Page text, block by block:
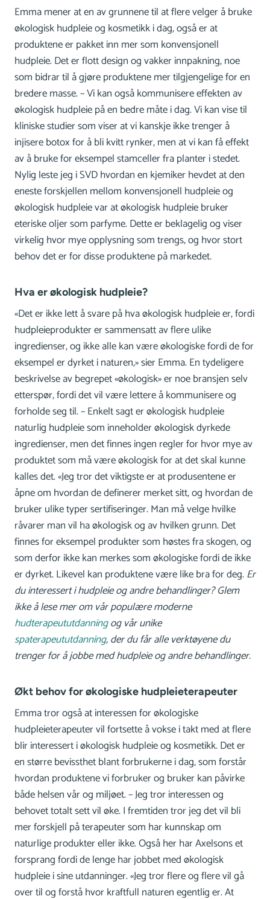
Emma mener at en av grunnene til at flere velger å bruke
økologisk hudpleie og kosmetikk i dag, også er at
produktene er pakket inn mer som konvensjonell
hudpleie. Det er flott design og vakker innpakning, noe
som bidrar til å gjøre produktene mer tilgjengelige for en
bredere masse. – Vi kan også kommunisere effekten av
økologisk hudpleie på en bedre måte i dag. Vi kan vise til
kliniske studier som viser at vi kanskje ikke trenger å
injisere botox for å bli kvitt rynker, men at vi kan få effekt
av å bruke for eksempel stamceller fra planter i stedet.
Nylig leste jeg i SVD hvordan en kjemiker hevdet at den
eneste forskjellen mellom konvensjonell hudpleie og
økologisk hudpleie var at økologisk hudpleie bruker
eteriske oljer som parfyme. Dette er beklagelig og viser
virkelig hvor mye opplysning som trengs, og hvor stort
behov det er for disse produktene på markedet.
Hva er økologisk hudpleie?
«Det er ikke lett å svare på hva økologisk hudpleie er, fordi
hudpleieprodukter er sammensatt av flere ulike
ingredienser, og ikke alle kan være økologiske fordi de for
eksempel er dyrket i naturen,» sier Emma. En tydeligere
beskrivelse av begrepet «økologisk» er noe bransjen selv
etterspør, fordi det vil være lettere å kommunisere og
forholde seg til. – Enkelt sagt er økologisk hudpleie
naturlig hudpleie som inneholder økologisk dyrkede
ingredienser, men det finnes ingen regler for hvor mye av
produktet som må være økologisk for at det skal kunne
kalles det. «Jeg tror det viktigste er at produsentene er
åpne om hvordan de definerer merket sitt, og hvordan de
bruker ulike typer sertifiseringer. Man må velge hvilke
råvarer man vil ha økologisk og av hvilken grunn. Det
finnes for eksempel produkter som høstes fra skogen, og
som derfor ikke kan merkes som økologiske fordi de ikke
er dyrket. Likevel kan produktene være like bra for deg.Er
du interessert i hudpleie og andre behandlinger? Glem
ikke å lese mer om vår populære moderne
hudterapeututdanningog vår unike
spaterapeututdanning, der du får alle verktøyene du
trenger for å jobbe med hudpleie og andre behandlinger.
Økt behov for økologiske hudpleieterapeuter
Emma tror også at interessen for økologiske
hudpleieterapeuter vil fortsette å vokse i takt med at flere
blir interessert i økologisk hudpleie og kosmetikk. Det er
en større bevissthet blant forbrukerne i dag, som forstår
hvordan produktene vi forbruker og bruker kan påvirke
både helsen vår og miljøet. – Jeg tror interessen og
behovet totalt sett vil øke. I fremtiden tror jeg det vil bli
mer forskjell på terapeuter som har kunnskap om
naturlige produkter eller ikke. Også her har Axelsons et
forsprang fordi de lenge har jobbet med økologisk
hudpleie i sine utdanninger. «Jeg tror flere og flere vil gå
over til og forstå hvor kraftfull naturen egentlig er. At